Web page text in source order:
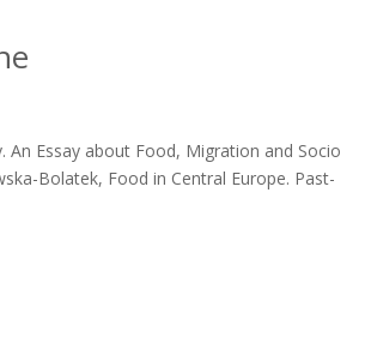
Essay about Food, Migration and Socio
Bolatek, Food in Central Europe. Past-